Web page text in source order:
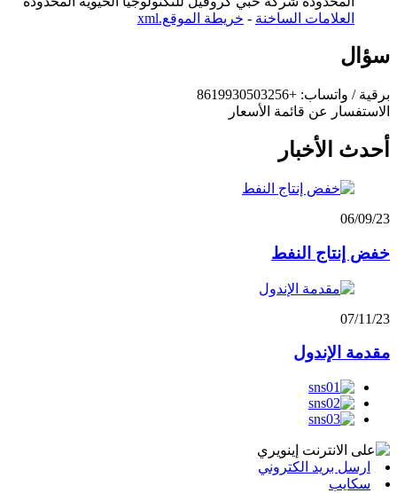
العلامات الساخنة - خريطة الموقع.xml
سؤال
برقية / واتساب: +8619930503256
الاستفسار عن قائمة الأسعار
أحدث الأخبار
06/09/23
خفض إنتاج النفط
07/11/23
مقدمة الإندول
ارسل بريد الكتروني
سكايب